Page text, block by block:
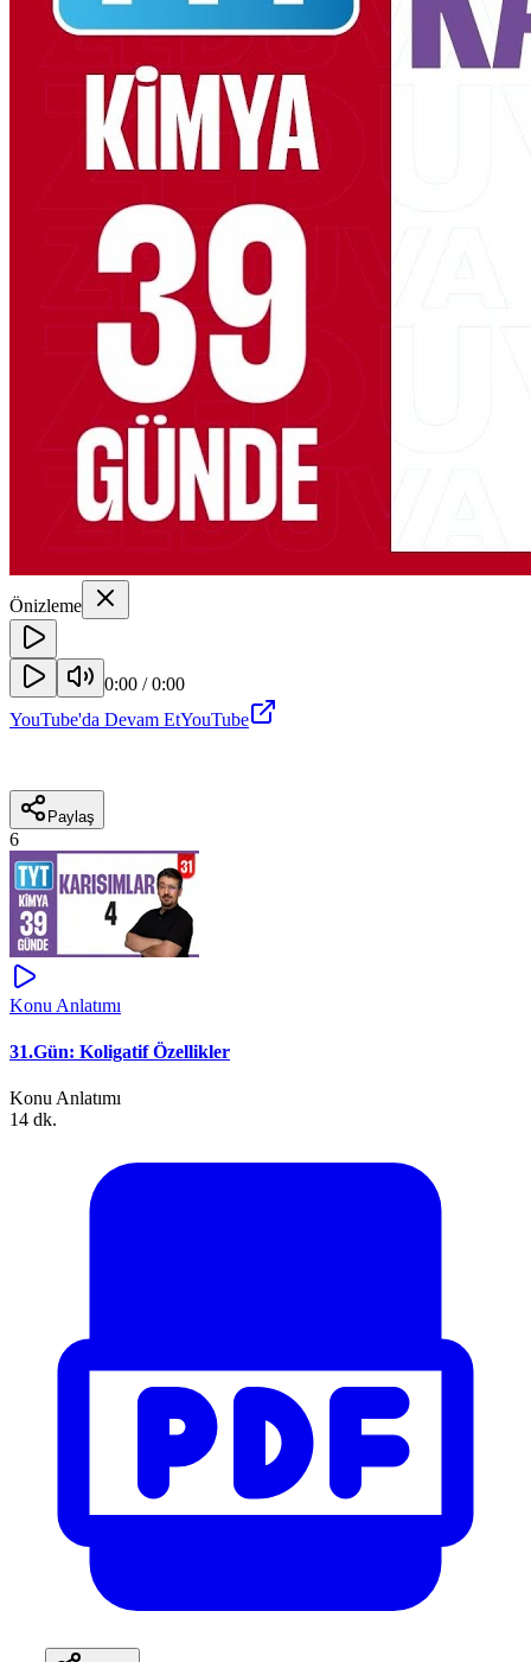
Önizleme
0:00 /0:00
YouTube'da Devam EtYouTube
Paylaş
6
Konu Anlatımı
31.Gün: Koligatif Özellikler
Konu Anlatımı
14 dk.